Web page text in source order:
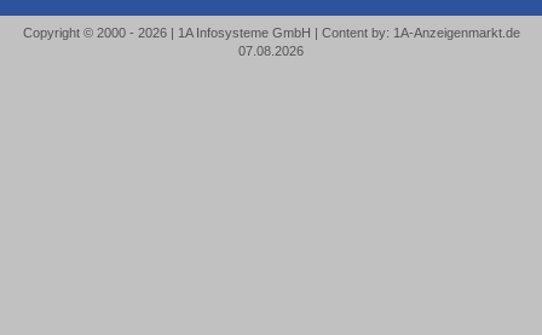
Copyright © 2000 - 2026 | 1A Infosysteme GmbH | Content by: 1A-Anzeigenmarkt.de
07.08.2026